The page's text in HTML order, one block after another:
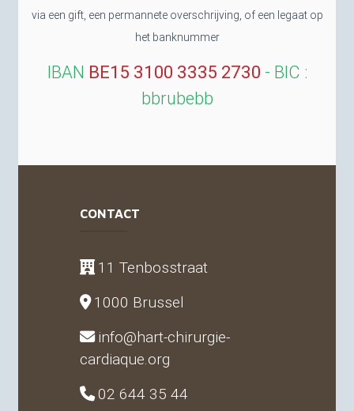
via een gift, een permannete overschrijving, of een legaat op
het banknummer
IBAN BE15 3100 3335 2730 - BIC :
bbrubebb
CONTACT
11 Tenbosstraat
1000 Brussel
info@hart-chirurgie-
cardiaque.org
02 644 35 44